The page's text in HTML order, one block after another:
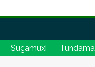
Sugamuxi Tundama